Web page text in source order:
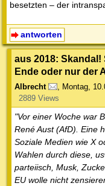
besetzten – der
antworten
aus 2018:
Ende oder nur der
Albrecht , Montag,
2889 Views
"Vor einer Woche war
René Aust (AfD). Eine
Soziale Medien wie X
Wahlen durch diese,
parteiisch, Musk,
EU wolle nicht